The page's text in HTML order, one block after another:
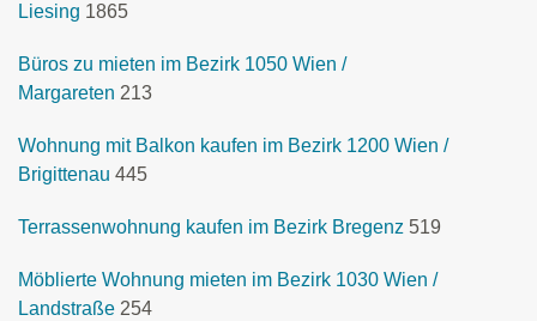
Liesing 1865
Büros zu mieten im Bezirk 1050 Wien /
Margareten 213
Wohnung mit Balkon kaufen im Bezirk 1200 Wien /
Brigittenau 445
Terrassenwohnung kaufen im Bezirk Bregenz 519
Möblierte Wohnung mieten im Bezirk 1030 Wien /
Landstraße 254